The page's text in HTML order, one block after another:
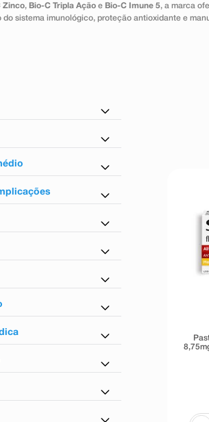
Zinco, Bio-C Tripla Ação e Bio-C Imune 5, a marca
do sistema imunológico, proteção antioxidante e
Casa
5º tadalafila
9º esmalte
absorvente